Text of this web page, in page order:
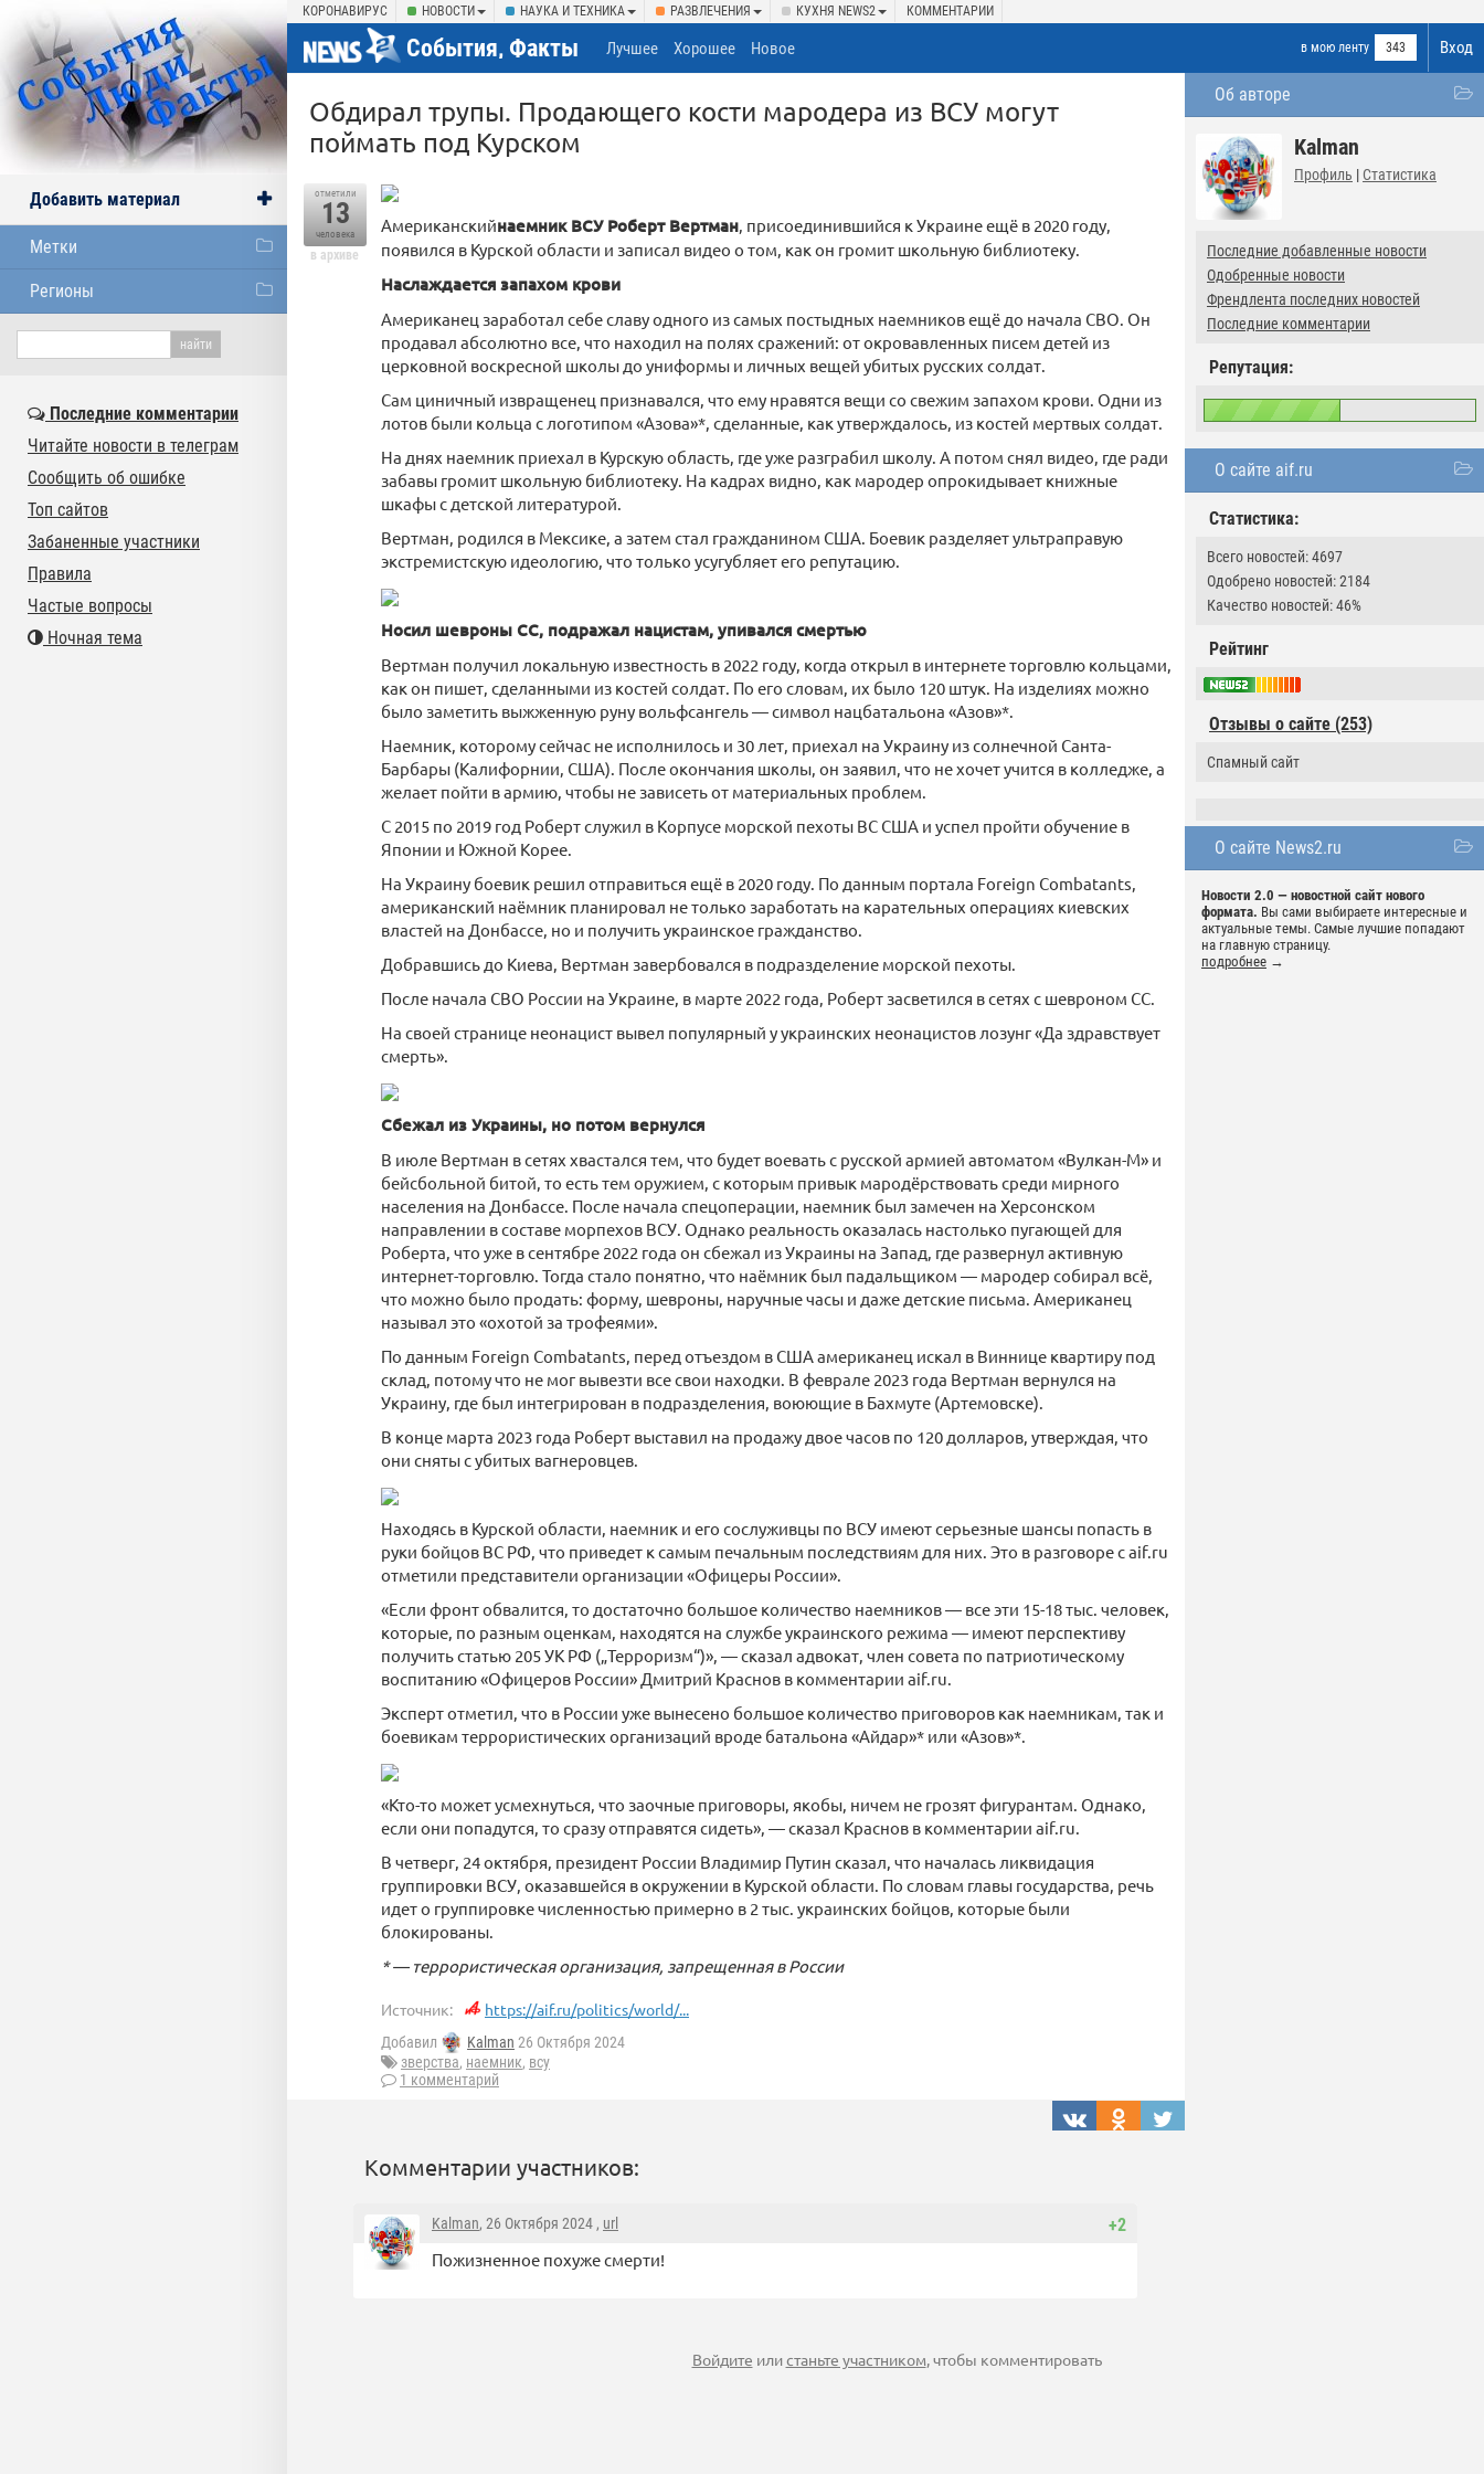
КОРОНАВИРУС НОВОСТИ НАУКА И ТЕХНИКА РАЗВЛЕЧЕНИЯ КУХНЯ NEWS2 КОММЕНТАРИИ
Вход
События, Факты в мою ленту 343
Лучшее Хорошее Новое
Об авторе
Kalman
Профиль | Статистика
Последние добавленные новости
Одобренные новости
Френдлента последних новостей
Последние комментарии
Репутация:
О сайте aif.ru
Статистика:
Всего новостей: 4697
Одобрено новостей: 2184
Качество новостей: 46%
Рейтинг
Отзывы о сайте (253)
Спамный сайт
О сайте News2.ru
Новости 2.0 — новостной сайт нового
формата. Вы сами выбираете интересные и
актуальные темы. Самые лучшие попадают
на главную страницу.
подробнее →
Обдирал трупы. Продающего кости мародера из ВСУ могут
поймать под Курском
отметили
13
человека
в архиве
Американскийнаемник ВСУ Роберт Вертман, присоединившийся к Украине ещё в 2020 году,
появился в Курской области и записал видео о том, как он громит школьную библиотеку.
Наслаждается запахом крови
Американец заработал себе славу одного из самых постыдных наемников ещё до начала СВО. Он
продавал абсолютно все, что находил на полях сражений: от окровавленных писем детей из
церковной воскресной школы до униформы и личных вещей убитых русских солдат.
Сам циничный извращенец признавался, что ему нравятся вещи со свежим запахом крови. Одни из
лотов были кольца с логотипом «Азова»*, сделанные, как утверждалось, из костей мертвых солдат.
На днях наемник приехал в Курскую область, где уже разграбил школу. А потом снял видео, где ради
забавы громит школьную библиотеку. На кадрах видно, как мародер опрокидывает книжные
шкафы с детской литературой.
Вертман, родился в Мексике, а затем стал гражданином США. Боевик разделяет ультраправую
экстремистскую идеологию, что только усугубляет его репутацию.
Носил шевроны СС, подражал нацистам, упивался смертью
Вертман получил локальную известность в 2022 году, когда открыл в интернете торговлю кольцами,
как он пишет, сделанными из костей солдат. По его словам, их было 120 штук. На изделиях можно
было заметить выжженную руну вольфсангель — символ нацбатальона «Азов»*.
Наемник, которому сейчас не исполнилось и 30 лет, приехал на Украину из солнечной Санта-
Барбары (Калифорнии, США). После окончания школы, он заявил, что не хочет учится в колледже, а
желает пойти в армию, чтобы не зависеть от материальных проблем.
С 2015 по 2019 год Роберт служил в Корпусе морской пехоты ВС США и успел пройти обучение в
Японии и Южной Корее.
На Украину боевик решил отправиться ещё в 2020 году. По данным портала Foreign Combatants,
американский наёмник планировал не только заработать на карательных операциях киевских
властей на Донбассе, но и получить украинское гражданство.
Добравшись до Киева, Вертман завербовался в подразделение морской пехоты.
После начала СВО России на Украине, в марте 2022 года, Роберт засветился в сетях с шевроном СС.
На своей странице неонацист вывел популярный у украинских неонацистов лозунг «Да здравствует
смерть».
Сбежал из Украины, но потом вернулся
В июле Вертман в сетях хвастался тем, что будет воевать с русской армией автоматом «Вулкан-М» и
бейсбольной битой, то есть тем оружием, с которым привык мародёрствовать среди мирного
населения на Донбассе. После начала спецоперации, наемник был замечен на Херсонском
направлении в составе морпехов ВСУ. Однако реальность оказалась настолько пугающей для
Роберта, что уже в сентябре 2022 года он сбежал из Украины на Запад, где развернул активную
интернет-торговлю. Тогда стало понятно, что наёмник был падальщиком — мародер собирал всё,
что можно было продать: форму, шевроны, наручные часы и даже детские письма. Американец
называл это «охотой за трофеями».
По данным Foreign Combatants, перед отъездом в США американец искал в Виннице квартиру под
склад, потому что не мог вывезти все свои находки. В феврале 2023 года Вертман вернулся на
Украину, где был интегрирован в подразделения, воюющие в Бахмуте (Артемовске).
В конце марта 2023 года Роберт выставил на продажу двое часов по 120 долларов, утверждая, что
они сняты с убитых вагнеровцев.
Находясь в Курской области, наемник и его сослуживцы по ВСУ имеют серьезные шансы попасть в
руки бойцов ВС РФ, что приведет к самым печальным последствиям для них. Это в разговоре с aif.ru
отметили представители организации «Офицеры России».
«Если фронт обвалится, то достаточно большое количество наемников — все эти 15-18 тыс. человек,
которые, по разным оценкам, находятся на службе украинского режима — имеют перспективу
получить статью 205 УК РФ („Терроризм“)», — сказал адвокат, член совета по патриотическому
воспитанию «Офицеров России» Дмитрий Краснов в комментарии aif.ru.
Эксперт отметил, что в России уже вынесено большое количество приговоров как наемникам, так и
боевикам террористических организаций вроде батальона «Айдар»* или «Азов»*.
«Кто-то может усмехнуться, что заочные приговоры, якобы, ничем не грозят фигурантам. Однако,
если они попадутся, то сразу отправятся сидеть», — сказал Краснов в комментарии aif.ru.
В четверг, 24 октября, президент России Владимир Путин сказал, что началась ликвидация
группировки ВСУ, оказавшейся в окружении в Курской области. По словам главы государства, речь
идет о группировке численностью примерно в 2 тыс. украинских бойцов, которые были
блокированы.
* — террористическая организация, запрещенная в России
Источник: https://aif.ru/politics/world/...
Добавил Kalman 26 Октября 2024
зверства, наемник, всу
1 комментарий
Комментарии участников:
+2
Kalman, 26 Октября 2024 , url
Пожизненное похуже смерти!
Войдите илистаньте участником, чтобы комментировать
Добавить материал
Метки
Регионы
Последние комментарии
Читайте новости в телеграм
Сообщить об ошибке
Топ сайтов
Забаненные участники
Правила
Частые вопросы
Ночная тема